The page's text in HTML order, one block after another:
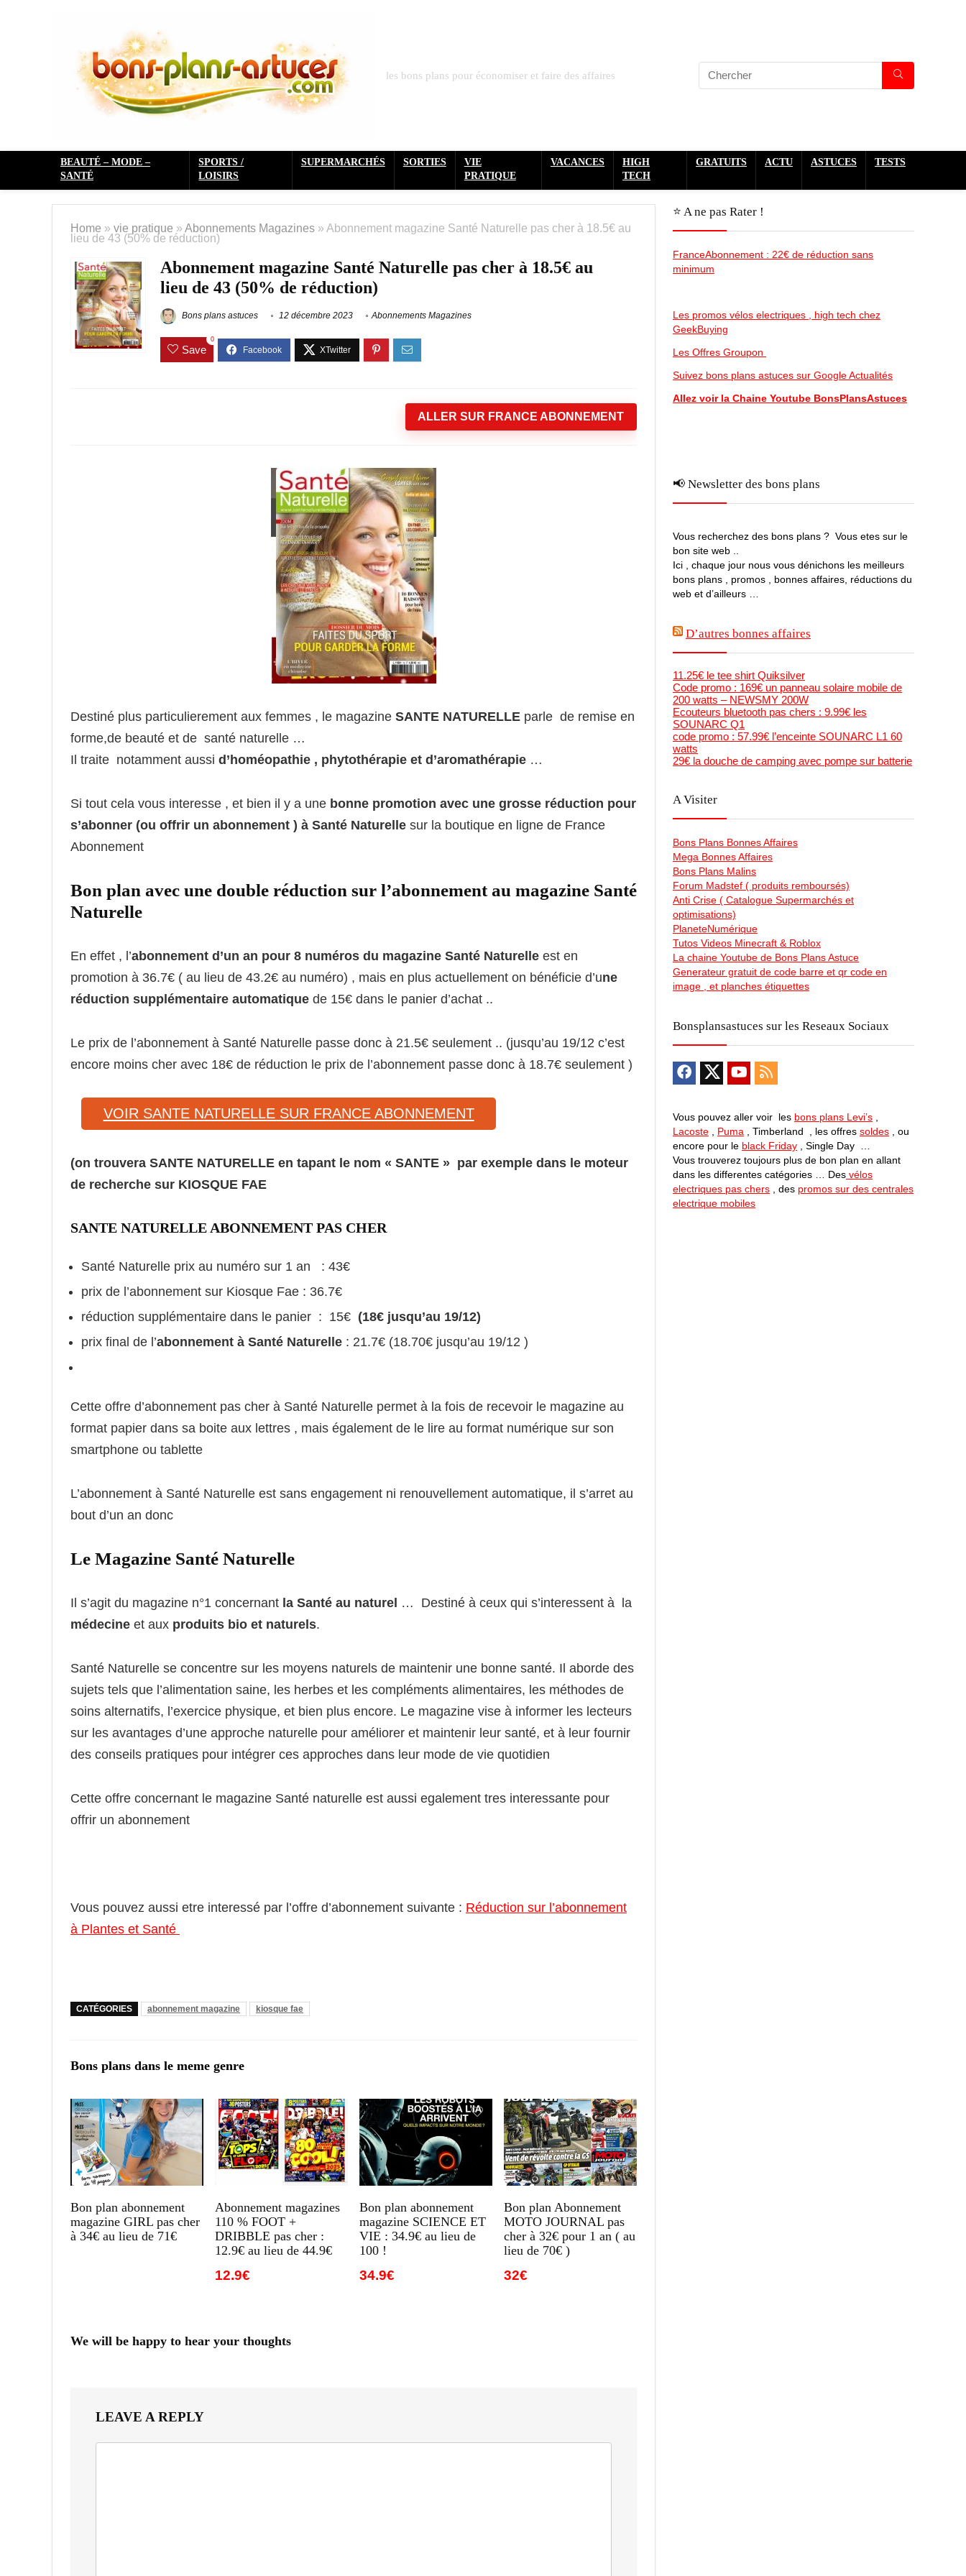
les bons plans pour économiser et faire des affaires
BEAUTÉ – MODE –
SANTÉ
SPORTS /
LOISIRS
SUPERMARCHÉS SORTIES
VIE
PRATIQUE
VACANCES
HIGH
TECH
GRATUITS ACTU ASTUCES TESTS
Home » vie pratique » Abonnements Magazines » Abonnement magazine Santé Naturelle pas cher à 18.5€ au
lieu de 43 (50% de réduction)
Abonnement magazine Santé Naturelle pas cher à 18.5€ au
lieu de 43 (50% de réduction)
Bons plans astuces 12 décembre 2023 Abonnements Magazines
Save
0
ALLER SUR FRANCE ABONNEMENT
Destiné plus particulierement aux femmes , le magazine SANTE NATURELLE parle de remise en
forme,de beauté et de santé naturelle …
Il traite notamment aussi d’homéopathie , phytothérapie et d’aromathérapie …
Si tout cela vous interesse , et bien il y a une bonne promotion avec une grosse réduction pour
s’abonner (ou offrir un abonnement ) à Santé Naturelle sur la boutique en ligne de France
Abonnement
Bon plan avec une double réduction sur l’abonnement au magazine Santé
Naturelle
En effet , l’abonnement d’un an pour 8 numéros du magazine Santé Naturelle est en
promotion à 36.7€ ( au lieu de 43.2€ au numéro) , mais en plus actuellement on bénéficie d’une
réduction supplémentaire automatique de 15€ dans le panier d’achat ..
Le prix de l’abonnement à Santé Naturelle passe donc à 21.5€ seulement .. (jusqu’au 19/12 c’est
encore moins cher avec 18€ de réduction le prix de l’abonnement passe donc à 18.7€ seulement )
VOIR SANTE NATURELLE SUR FRANCE ABONNEMENT
(on trouvera SANTE NATURELLE en tapant le nom « SANTE » par exemple dans le moteur
de recherche sur KIOSQUE FAE
SANTE NATURELLE ABONNEMENT PAS CHER
Santé Naturelle prix au numéro sur 1 an : 43€
prix de l’abonnement sur Kiosque Fae : 36.7€
réduction supplémentaire dans le panier : 15€ (18€ jusqu’au 19/12)
prix final de l’abonnement à Santé Naturelle : 21.7€ (18.70€ jusqu’au 19/12 )
Cette offre d’abonnement pas cher à Santé Naturelle permet à la fois de recevoir le magazine au
format papier dans sa boite aux lettres , mais également de le lire au format numérique sur son
smartphone ou tablette
L’abonnement à Santé Naturelle est sans engagement ni renouvellement automatique, il s’arret au
bout d’un an donc
Le Magazine Santé Naturelle
Il s’agit du magazine n°1 concernant la Santé au naturel … Destiné à ceux qui s’interessent à la
médecine et aux produits bio et naturels.
Santé Naturelle se concentre sur les moyens naturels de maintenir une bonne santé. Il aborde des
sujets tels que l’alimentation saine, les herbes et les compléments alimentaires, les méthodes de
soins alternatifs, l’exercice physique, et bien plus encore. Le magazine vise à informer les lecteurs
sur les avantages d’une approche naturelle pour améliorer et maintenir leur santé, et à leur fournir
des conseils pratiques pour intégrer ces approches dans leur mode de vie quotidien
Cette offre concernant le magazine Santé naturelle est aussi egalement tres interessante pour
offrir un abonnement
Vous pouvez aussi etre interessé par l’offre d’abonnement suivante : Réduction sur l’abonnement
à Plantes et Santé
CATÉGORIES abonnement magazine kiosque fae
Bons plans dans le meme genre
Bon plan abonnement
magazine GIRL pas cher
à 34€ au lieu de 71€
Abonnement magazines
110 % FOOT +
DRIBBLE pas cher :
12.9€ au lieu de 44.9€
12.9€
Bon plan abonnement
magazine SCIENCE ET
VIE : 34.9€ au lieu de
100 !
34.9€
Bon plan Abonnement
MOTO JOURNAL pas
cher à 32€ pour 1 an ( au
lieu de 70€ )
32€
We will be happy to hear your thoughts
LEAVE A REPLY
⭐️ A ne pas Rater !
FranceAbonnement : 22€ de réduction sans
minimum
Les promos vélos electriques , high tech chez
GeekBuying
Les Offres Groupon
Suivez bons plans astuces sur Google Actualités
Allez voir la Chaine Youtube BonsPlansAstuces
📢 Newsletter des bons plans
Vous recherchez des bons plans ? Vous etes sur le
bon site web ..
Ici , chaque jour nous vous dénichons les meilleurs
bons plans , promos , bonnes affaires, réductions du
web et d’ailleurs …
D’autres bonnes affaires
11.25€ le tee shirt Quiksilver
Code promo : 169€ un panneau solaire mobile de
200 watts – NEWSMY 200W
Ecouteurs bluetooth pas chers : 9.99€ les
SOUNARC Q1
code promo : 57.99€ l’enceinte SOUNARC L1 60
watts
29€ la douche de camping avec pompe sur batterie
A Visiter
Bons Plans Bonnes Affaires
Mega Bonnes Affaires
Bons Plans Malins
Forum Madstef ( produits remboursés)
Anti Crise ( Catalogue Supermarchés et
optimisations)
PlaneteNumérique
Tutos Videos Minecraft & Roblox
La chaine Youtube de Bons Plans Astuce
Generateur gratuit de code barre et qr code en
image , et planches étiquettes
Bonsplansastuces sur les Reseaux Sociaux
Vous pouvez aller voir les bons plans Levi’s
Lacoste
Puma , Timberland , les offres soldes , ou
encore pour le black Friday , Single Day …
Vous trouverez toujours plus de bon plan en allant
dans les differentes catégories … Des vélos
electriques pas chers , des promos sur des centrales
electrique mobiles